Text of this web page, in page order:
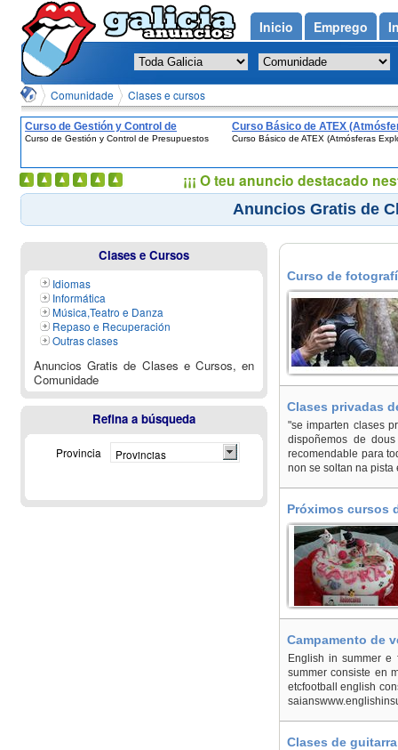
Comunidade Clases e cursos
Curso de Gestión y Control de
Presupuestos
Curso de Gestión y Control de Presupuestos
Curso Básico de ATEX
Explosivas)
Curso Básico de ATEX (Atmósferas
Anuncios Gratis de
Curso de
Clases privadas
"se imparten clases
dispoñemos de
recomendable para
non se soltan na pista
Próximos cursos
Redondela
Campamento de
English in summer e
summer consiste en
etcfootball english
Clases de
Clases e Cursos
Idiomas
Informática
Música,Teatro e Danza
Repaso e Recuperación
Outras clases
Anuncios Gratis de Clases e Cursos, en
Comunidade
Refina a búsqueda
Provincia Provincias
Inicio Emprego
¡¡¡ O teu anuncio destacado